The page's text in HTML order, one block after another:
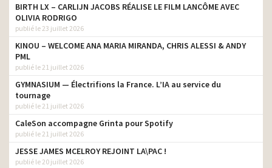
BIRTH LX – CARLIJN JACOBS RÉALISE LE FILM LANCÔME AVEC
OLIVIA RODRIGO
publié le 23 juillet 2026
KINOU – WELCOME ANA MARIA MIRANDA, CHRIS ALESSI & ANDY
PML
publié le 21 juillet 2026
GYMNASIUM — Électrifions la France. L’IA au service du
tournage
publié le 21 juillet 2026
CaleSon accompagne Grinta pour Spotify
publié le 21 juillet 2026
JESSE JAMES MCELROY REJOINT LA\PAC !
publié le 20 juillet 2026